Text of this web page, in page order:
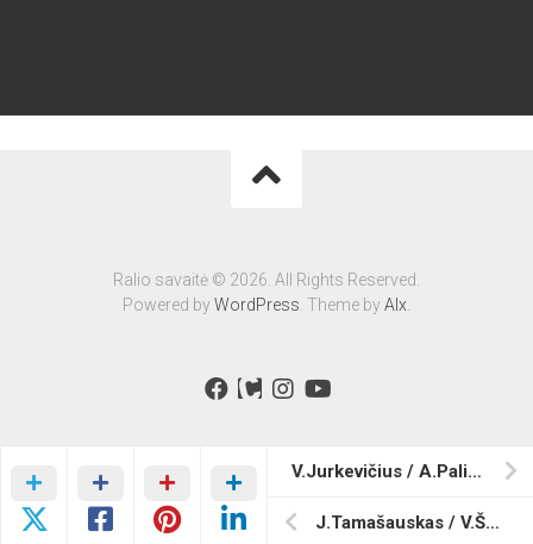
V.Jurkevičius / A.Paliukėnas – Saaremaa Ralli ’21
J.Tamašauskas / V.Šmigelskas – Saaremaa Ralli ’21
Ralio savaitė © 2026. All Rights Reserved.
Powered byWordPress . Theme byAlx